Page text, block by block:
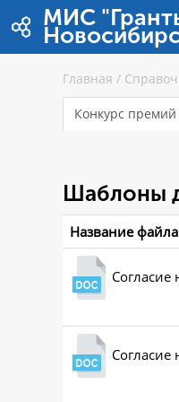
Перейти к содержимому
МИС
Главная /
Конкурс премий
Шаблоны
Название файла
Согласие